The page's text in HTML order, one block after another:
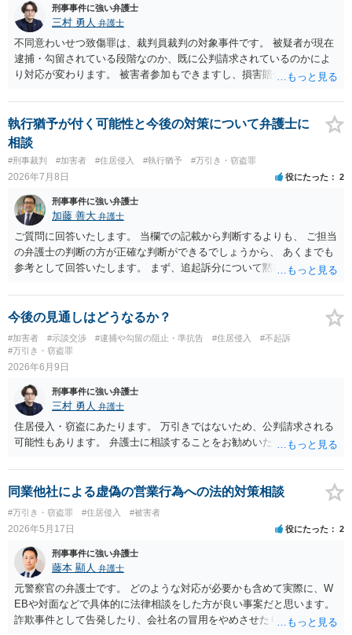
刑事事件に強い弁護士
三村 勇人 弁護士
不同意わいせつ致傷罪は、裁判員裁判の対象事件です。 被疑者が現在
逮捕・勾留されている段階なのか、既に公判請求されているのかによ
り対応が変わります。 被害者参加もできますし、損害賠償命令制度も
第三者を保証人とする内容で債務名義を取得できるの、まずは刑事和
解を検討します。 弁護士に依頼せず、ご自身で手続きを進めることは
できますが、経験上うまくいった例をみたことがありません。 弁護士
へご相談されることをお勧めはいたします。 ※余談ですが、被害者通
知を依頼すると現在の検察庁での捜査進行や公判期日を知ることがで
きますので、送致後であれば検察庁に電話してみてください。
執行猶予が付く可能性と今後の対策について弁護士に
相談
#刑事裁判 #加害者 #住居侵入 #執行猶予 #万引き・窃盗罪
2026年7月8日 役にたった 2
刑事事件に強い弁護士
加藤 善大 弁護士
ご質問に回答いたします。 当欄での記載から判断するよりも、 ご担当
の弁護士の判断の方が正確な判断ができるでしょうから、 あくまでも
参考として回答いたします。 まず、追起訴分について黙秘しているこ
らはわかりませんが、 いずれにしましても、検察官の求刑が執行猶予
が可能な３年であることや、 保護観察に言及していることからする
と、 検察官としても、執行猶予の可能性は想定しているものと思われ
ます。 特に、示談が成立していることや、示談金が高額であることは
執行猶予になる可能性を高めていると思われます。 あとは、ご依頼の
ね。 ご参考にしていただけますと幸いです。
今後の見通しはどうなるか？
#加害者 #示談交渉 #逮捕や勾留の阻止・準抗告 #住居侵入
#不起訴
#万引き・窃盗罪
2026年6月9日
刑事事件に強い弁護士
三村 勇人 弁護士
住居侵入・窃盗にあたります。 万引きではないため、公判請求される
可能性もあります。 弁護士に相談することをお勧めいたします。
同業他社による虚偽の営業行為への法的対策相談
#万引き・窃盗罪 #住居侵入 #被害者
2026年5月17日 役にたった 2
刑事事件に強い弁護士
藤本 顯人 弁護士
元警察官の弁護士です。 どのような対応が必要かも含めて実際に、W
EBや対面などで具体的に法律相談をした方が良い事案だと思います。
詐欺事件として告発したり、会社名の冒用をやめさせたりするにせ